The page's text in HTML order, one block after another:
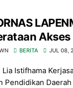
BERITA JUL 08,
Istifhama
Pendidikan